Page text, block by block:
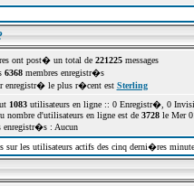
ont post� un total de 221225messages
6368membres enregistr�s
enregistr� le plus r�cent est Sterling
1083utilisateurs en ligne :: 0 Enregistr�, 0
nombre d'utilisateurs en ligne est de 3728le Mer
enregistr�s : Aucun
sur les utilisateurs actifs des cinq derni�res